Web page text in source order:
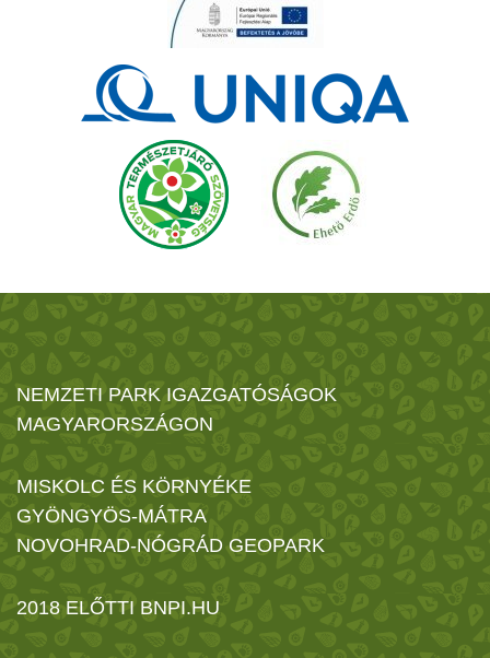
NEMZETI PARK IGAZGATÓSÁGOK
MAGYARORSZÁGON
MISKOLC ÉS KÖRNYÉKE
GYÖNGYÖS-MÁTRA
NOVOHRAD-NÓGRÁD GEOPARK
2018 ELŐTTI BNPI.HU